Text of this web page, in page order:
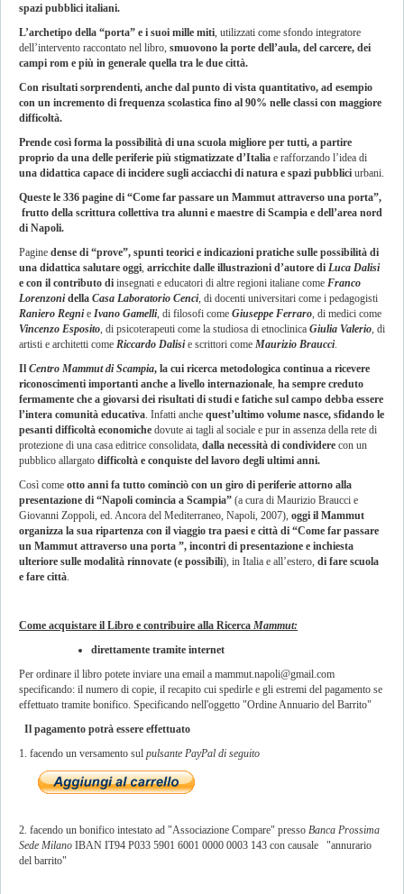
spazi pubblici italiani.
L’archetipo della “porta” e i suoi mille miti, utilizzati come sfondo integratore
dell’intervento raccontato nel libro, smuovono la porte dell’aula, del carcere, dei
campi rom e più in generale quella tra le due città.
Con risultati sorprendenti, anche dal punto di vista quantitativo, ad esempio
con un incremento di frequenza scolastica fino al 90% nelle classi con maggiore
difficoltà.
Prende così forma la possibilità di una scuola migliore per tutti, a partire
proprio da una delle periferie più stigmatizzate d’Italia e rafforzando l’idea di
una didattica capace di incidere sugli acciacchi di natura e spazi pubblici urbani.
Queste le 336 pagine di “Come far passare un Mammut attraverso una porta”,
frutto della scrittura collettiva tra alunni e maestre di Scampia e dell’area nord
di Napoli.
Pagine dense di “prove”, spunti teorici e indicazioni pratiche sulle possibilità di
una didattica salutare oggi, arricchite dalle illustrazioni d’autore di Luca Dalisi
e con il contributo di insegnati e educatori di altre regioni italiane come Franco
Lorenzoni della Casa Laboratorio Cenci, di docenti universitari come i pedagogisti
Raniero Regni e Ivano Gamelli, di filosofi come Giuseppe Ferraro, di medici come
Vincenzo Esposito, di psicoterapeuti come la studiosa di etnoclinica Giulia Valerio, di
artisti e architetti come Riccardo Dalisi e scrittori come Maurizio Braucci.
Il Centro Mammut di Scampia, la cui ricerca metodologica continua a ricevere
riconoscimenti importanti anche a livello internazionale, ha sempre creduto
fermamente che a giovarsi dei risultati di studi e fatiche sul campo debba essere
l’intera comunità educativa. Infatti anche quest’ultimo volume nasce, sfidando le
pesanti difficoltà economiche dovute ai tagli al sociale e pur in assenza della rete di
protezione di una casa editrice consolidata, dalla necessità di condividere con un
pubblico allargato difficoltà e conquiste del lavoro degli ultimi anni.
Così come otto anni fa tutto cominciò con un giro di periferie attorno alla
presentazione di “Napoli comincia a Scampia” (a cura di Maurizio Braucci e
Giovanni Zoppoli, ed. Ancora del Mediterraneo, Napoli, 2007), oggi il Mammut
organizza la sua ripartenza con il viaggio tra paesi e città di “Come far passare
un Mammut attraverso una porta ”, incontri di presentazione e inchiesta
ulteriore sulle modalità rinnovate (e possibili), in Italia e all’estero, di fare scuola
e fare città.
Come acquistare il Libro e contribuire alla Ricerca Mammut:
direttamente tramite internet
Per ordinare il libro potete inviare una email a mammut.napoli@gmail.com
specificando: il numero di copie, il recapito cui spedirle e gli estremi del pagamento se
effettuato tramite bonifico. Specificando nell'oggetto "Ordine Annuario del Barrito"
Il pagamento potrà essere effettuato
1. facendo un versamento sul pulsante PayPal di seguito
2. facendo un bonifico intestato ad "Associazione Compare" presso Banca Prossima
Sede Milano IBAN IT94 P033 5901 6001 0000 0003 143 con causale "annurario
del barrito"